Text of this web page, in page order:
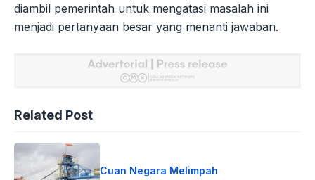
diambil pemerintah untuk mengatasi masalah ini
menjadi pertanyaan besar yang menanti jawaban.
Related Post
Cuan Negara Melimpah